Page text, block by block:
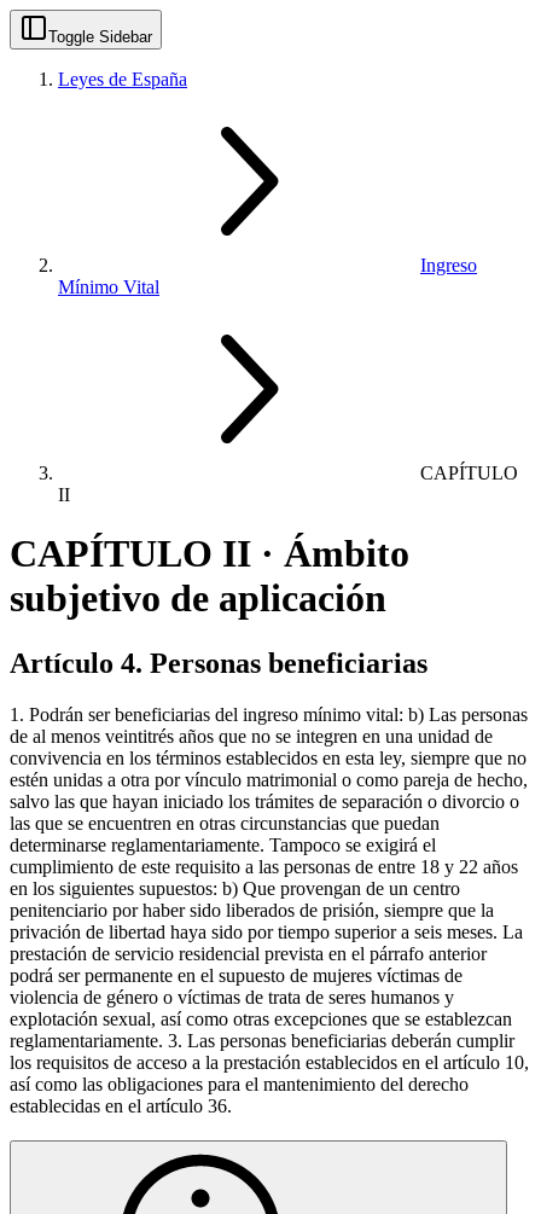
Toggle Sidebar
Leyes de España
Ingreso
Mínimo Vital
CAPÍTULO
II
CAPÍTULO II · Ámbito
subjetivo de aplicación
Artículo 4. Personas beneficiarias
1. Podrán ser beneficiarias del ingreso mínimo vital: b) Las personas
de al menos veintitrés años que no se integren en una unidad de
convivencia en los términos establecidos en esta ley, siempre que no
estén unidas a otra por vínculo matrimonial o como pareja de hecho,
salvo las que hayan iniciado los trámites de separación o divorcio o
las que se encuentren en otras circunstancias que puedan
determinarse reglamentariamente. Tampoco se exigirá el
cumplimiento de este requisito a las personas de entre 18 y 22 años
en los siguientes supuestos: b) Que provengan de un centro
penitenciario por haber sido liberados de prisión, siempre que la
privación de libertad haya sido por tiempo superior a seis meses. La
prestación de servicio residencial prevista en el párrafo anterior
podrá ser permanente en el supuesto de mujeres víctimas de
violencia de género o víctimas de trata de seres humanos y
explotación sexual, así como otras excepciones que se establezcan
reglamentariamente. 3. Las personas beneficiarias deberán cumplir
los requisitos de acceso a la prestación establecidos en el artículo 10,
así como las obligaciones para el mantenimiento del derecho
establecidas en el artículo 36.